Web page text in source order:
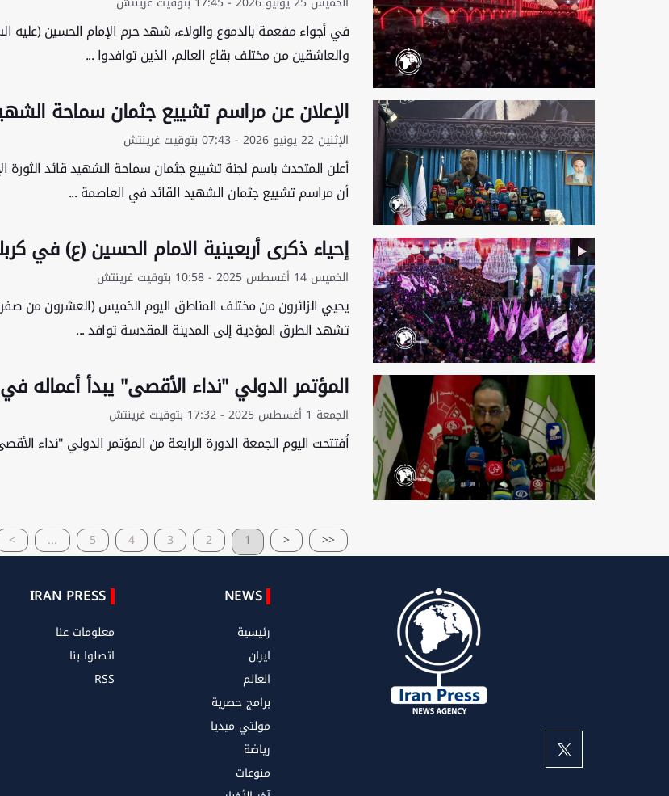
في أجواء مفعمة بالدموع والولاء، شهد حرم الإمام الحسين (عليه
والعاشقين من مختلف بقاع العالم، الذين توافدوا ...
الإعلان عن مراسم تشييع جثمان سماحة
الإثنين 22 يونيو 2026 - 07:43 بتوقيت غرينتش
أعلن المتحدث باسم لجنة تشييع جثمان سماحة الشهيد قائد الثورة
أن مراسم تشييع جثمان الشهيد القائد في العاصمة ...
إحياء ذكرى أربعينية الامام الحسين (ع) في
الخميس 14 أغسطس 2025 - 10:58 بتوقيت غرينتش
يحيي الزائرون من مختلف المناطق اليوم الخميس (العشرون من
تشهد الطرق المؤدية إلى المدينة المقدسة توافد ...
المؤتمر الدولي "نداء الأقصى" يبدأ أعماله في
الجمعة 1 أغسطس 2025 - 17:32 بتوقيت غرينتش
اُفتتحت اليوم الجمعة الدورة الرابعة من المؤتمر الدولي "نداء
<<
<
1
2
3
4
5
...
>
NEWS
رئيسية
ايران
العالم
برامج حصرية
مولتي ميديا
رياضة
منوعات
IRAN PRESS
معلومات عنا
اتصلوا بنا
RSS